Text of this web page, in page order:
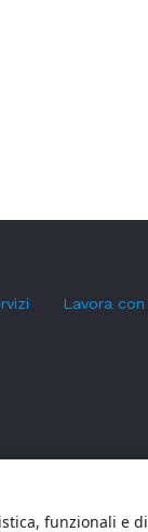
Lavora
funzionali e di